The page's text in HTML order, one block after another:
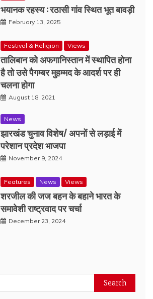
भयानक रहस्य : रठासी गांव स्थित भूत बावड़ी
February 13, 2025
Festival & Religion Views
तालिबान को अफगानिस्तान में स्थापित होना
है तो उसे पैगम्बर मुहम्मद के आदर्श पर ही
चलना होगा
August 18, 2021
News
झारखंड चुनाव विशेष/ अपनों से लड़ाई में
परेशान प्रदेश भाजपा
November 9, 2024
Features News Views
शरजील की जज बहन के बहाने भारत के
समावेशी राष्ट्रवाद पर चर्चा
December 23, 2024